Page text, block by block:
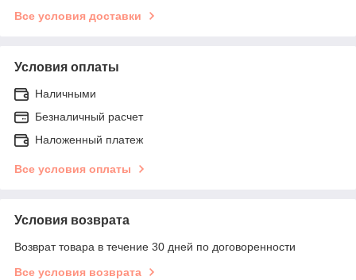
Все условия доставки
Условия оплаты
Наличными
Безналичный расчет
Наложенный платеж
Все условия оплаты
Условия возврата
Возврат товара в течение 30 дней по договоренности
Все условия возврата